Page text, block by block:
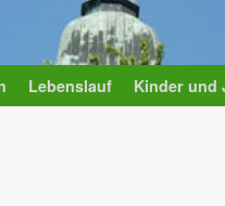
Lebenslauf Kinder und